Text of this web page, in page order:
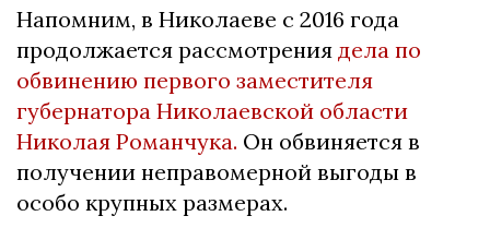
Напомним, в Николаеве с 2016 года
продолжается рассмотрения дела по
обвинению первого заместителя
губернатора Николаевской области
Николая Романчука. Он обвиняется в
получении неправомерной выгоды в
особо крупных размерах.